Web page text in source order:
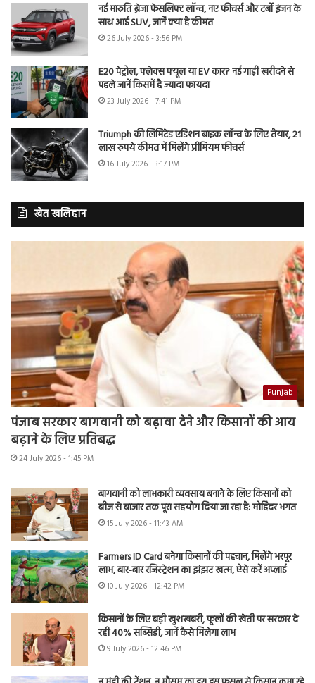
नई मारुति ब्रेजा फेसलिफ्ट लॉन्च, नए फीचर्स और टर्बो इंजन के
साथ आई SUV, जानें क्या है कीमत
26 July 2026 - 3:56 PM
E20 पेट्रोल, फ्लेक्स फ्यूल या EV कार? नई गाड़ी खरीदने से
पहले जानें किसमें है ज्यादा फायदा
23 July 2026 - 7:41 PM
Triumph की लिमिटेड एडिशन बाइक लॉन्च के लिए तैयार, 21
लाख रुपये कीमत में मिलेंगे प्रीमियम फीचर्स
16 July 2026 - 3:17 PM
खेत खलिहान
Punjab
पंजाब सरकार बागवानी को बढ़ावा देने और किसानों की आय
बढ़ाने के लिए प्रतिबद्ध
24 July 2026 - 1:45 PM
बागवानी को लाभकारी व्यवसाय बनाने के लिए किसानों को
बीज से बाजार तक पूरा सहयोग दिया जा रहा है: मोहिंदर भगत
15 July 2026 - 11:43 AM
Farmers ID Card बनेगा किसानों की पहचान, मिलेंगे भरपूर
लाभ, बार-बार रजिस्ट्रेशन का झंझट खत्म, ऐसे करें अप्लाई
10 July 2026 - 12:42 PM
किसानों के लिए बड़ी खुशखबरी, फूलों की खेती पर सरकार दे
रही 40% सब्सिडी, जानें कैसे मिलेगा लाभ
9 July 2026 - 12:46 PM